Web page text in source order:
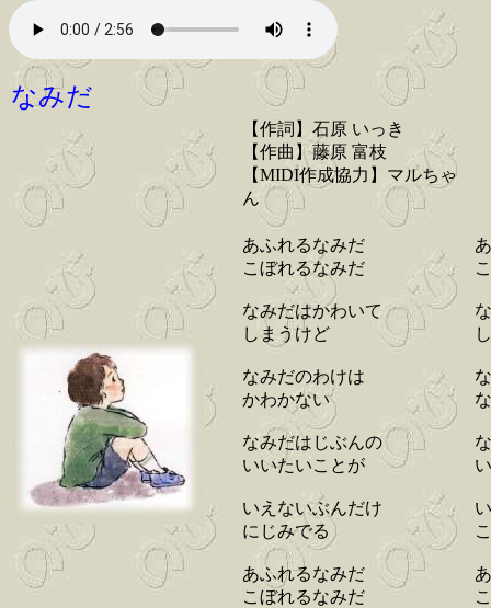
なみだ
【作詞】石原 いっき
【作曲】藤原 富枝
【MIDI作成協力】マルちゃ
ん
あふれるなみだ
こぼれるなみだ
なみだはかわいて
しまうけど
なみだのわけは
かわかない
なみだはじぶんの
いいたいことが
いえないぶんだけ
にじみでる
あふれるなみだ
こぼれるなみだ